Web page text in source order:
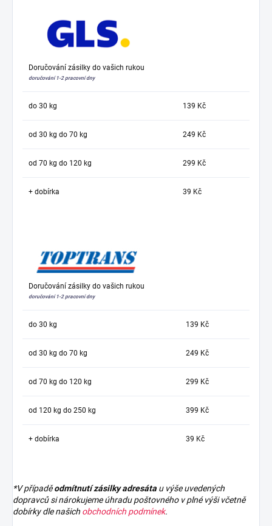
Doručování zásilky do vašich rukou
doručování 1-2 pracovní dny
do 30 kg 139 Kč
od 30 kg do 70 kg 249 Kč
od 70 kg do 120 kg 299 Kč
+ dobírka 39 Kč
Doručování zásilky do vašich rukou
doručování 1-2 pracovní dny
do 30 kg 139 Kč
od 30 kg do 70 kg 249 Kč
od 70 kg do 120 kg 299 Kč
od 120 kg do 250 kg 399 Kč
+ dobírka 39 Kč
*V případěodmítnutí zásilky adresáta u výše uvedených
dopravců si nárokujeme úhradu poštovného v plné výši včetně
dobírky dle našich obchodních podmínek.